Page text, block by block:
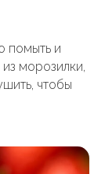
помыть и
морозилки,
чтобы